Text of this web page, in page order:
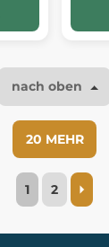
nach oben
20 MEHR
1 2